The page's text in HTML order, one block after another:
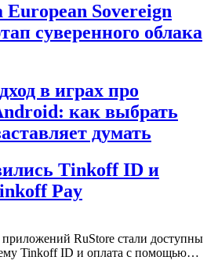
European Sovereign
суверенного облака
в играх про
как выбрать
думать
Tinkoff ID и
Pay
RuStore стали доступны
Tinkoff ID и оплата с помощью…